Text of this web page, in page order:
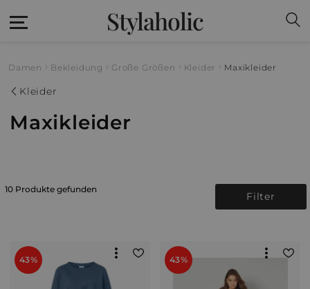
Stylaholic
Damen Bekleidung Große Größen Kleider Maxikleider
Kleider
Maxikleider
10 Produkte gefunden
Filter
43% 43%